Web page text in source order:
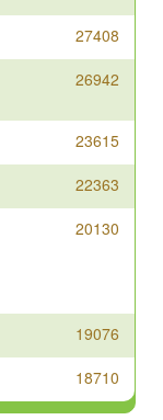
27408
26942
23615
22363
20130
19076
18710